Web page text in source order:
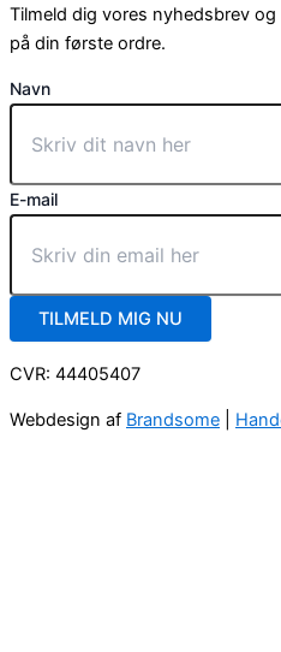
Tilmeld dig vores nyhedsbrev
på din første ordre.
Navn
E-mail
TILMELD MIG NU
CVR: 44405407
Webdesign af Brandsome